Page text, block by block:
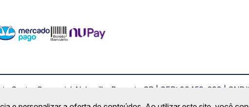
Centro Comercial Alphaville, Barueri - SP | CEP: 06453-038 |
Copyright 2026 © QueroPassagem.com.br